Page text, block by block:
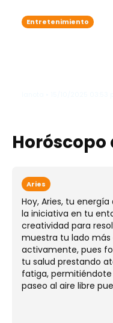
Entretenimiento
Horóscopo
Aries
Hoy, Aries, tu
la iniciativa en tu
creatividad para
muestra tu lado
activamente, pues
tu salud prestando
fatiga,
paseo al aire libre